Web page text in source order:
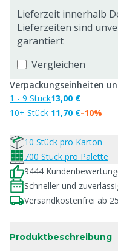
Lieferzeit innerhalb
Lieferzeiten sind
garantiert
Vergleichen
Verpackungseinheiten
1 - 9 Stück
10+ Stück
13,00 €
11,70 €-10%
10 Stück pro Karton
700 Stück pro Palette
9444
Schneller und
Versandkostenfrei ab
Produktbeschreibung